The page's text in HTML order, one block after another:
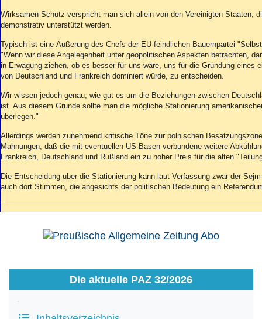
Abo Prämien
Kontakt
Impressum
Wirksamen Schutz verspricht man sich allein von den Vereinigten Staaten,
demonstrativ unterstützt werden.
Typisch ist eine Äußerung des Chefs der EU-feindlichen Bauernpartei
"Wenn wir diese Angelegenheit unter geopolitischen Aspekten betrachten,
in Erwägung ziehen, ob es besser für uns wäre, uns für die Gründung eines
von Deutschland und Frankreich dominiert würde, zu entscheiden.
Wir wissen jedoch genau, wie gut es um die Beziehungen zwischen
ist. Aus diesem Grunde sollte man die mögliche Stationierung
überlegen."
Allerdings werden zunehmend kritische Töne zur polnischen
Mahnungen, daß die mit eventuellen US-Basen verbundene weitere
Frankreich, Deutschland und Rußland ein zu hoher Preis für die alten
Die Entscheidung über die Stationierung kann laut Verfassung zwar der
auch dort Stimmen, die angesichts der politischen Bedeutung ein
Die aktuelle PAZ 32/2026